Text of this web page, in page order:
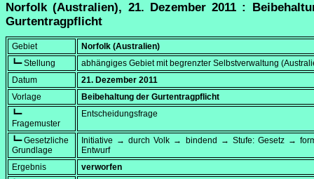
Norfolk (Australien), 21. Dezember 2011 :
Gurtentragpflicht
Gebiet
Norfolk (Australien)
┗━ Stellung
abhängiges Gebiet mit begrenzter Selbstverwaltung
Datum
21. Dezember 2011
Vorlage
Beibehaltung der Gurtentragpflicht
┗━
Fragemuster
Entscheidungsfrage
┗━ Gesetzliche
Grundlage
Initiative → durch Volk → bindend → Stufe: Gesetz →
Entwurf
Ergebnis
verworfen